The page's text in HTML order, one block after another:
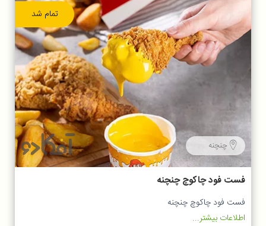
تمام شد
چنچنه
فست فود چاکوچ چنچنه
فست فود چاکوچ چنچنه
اطلاعات بیشتر...